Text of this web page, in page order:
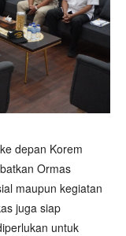
depan Korem
Ormas
maupun kegiatan
juga siap
untuk